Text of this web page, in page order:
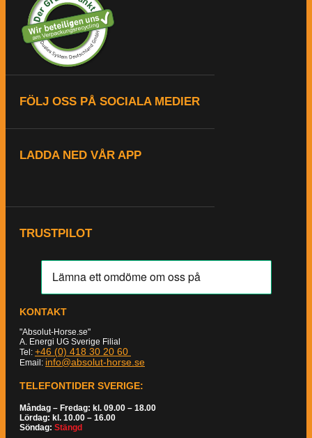
FÖLJ OSS PÅ SOCIALA MEDIER
LADDA NED VÅR APP
TRUSTPILOT
KONTAKT
"Absolut-Horse.se"
A. Energi UG Sverige Filial
Tel: +46 (0) 418 30 20 60
Email: info@absolut-horse.se
TELEFONTIDER SVERIGE:
Måndag – Fredag: kl. 09.00 – 18.00
Lördag: kl. 10.00 – 16.00
Söndag: Stängd